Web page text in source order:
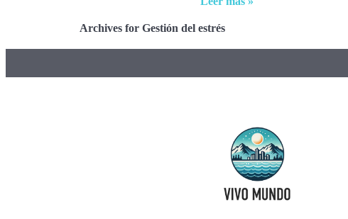
Archives for Gestión del estrés